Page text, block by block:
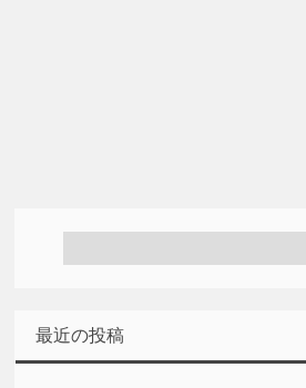
最近の投稿